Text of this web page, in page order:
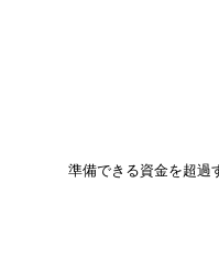
準備できる資金を超